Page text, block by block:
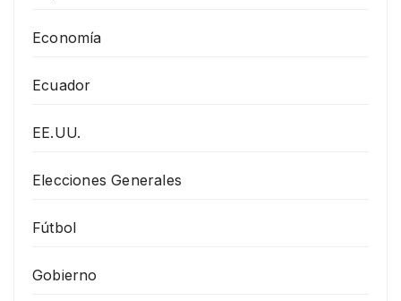
Economía
Ecuador
EE.UU.
Elecciones Generales
Fútbol
Gobierno